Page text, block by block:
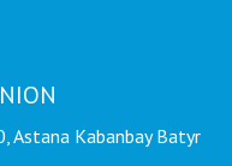
Astana Kabanbay Batyr